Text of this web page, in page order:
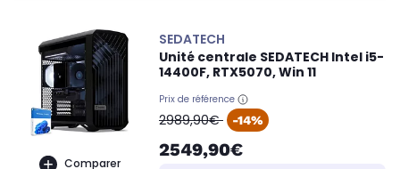
Comparer
SEDATECH
Unité centrale SEDATECH Intel i5-
14400F, RTX5070, Win 11
Prix de référence
oldPrice
2989,90€ -14%
2549,90€